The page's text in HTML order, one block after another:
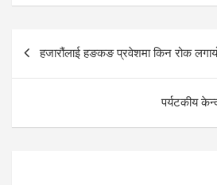
Post
navigation
हजारौंलाई हङकङ प्रवेशमा किन रोक
पर्यटकीय